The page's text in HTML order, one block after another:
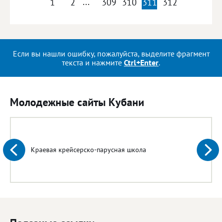
Если вы нашли ошибку, пожалуйста, выделите фрагмент
текста и нажмите Ctrl+Enter.
Молодежные сайты Кубани
Краевая крейсерско-парусная школа